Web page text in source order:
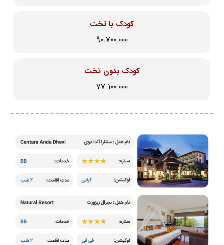
کودک با تخت
90.700.000
کودک بدون تخت
77.100.000